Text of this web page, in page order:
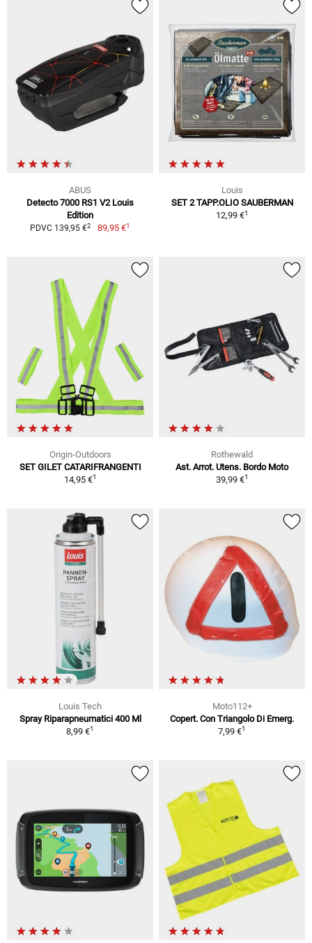
ABUS
Detecto 7000 RS1 V2 Louis
Edition
PDVC 139,95 €2 89,95 €1
Louis
SET 2 TAPP.OLIO SAUBERMAN
12,99 €1
Origin-Outdoors
SET GILET CATARIFRANGENTI
14,95 €1
Rothewald
Ast. Arrot. Utens. Bordo Moto
39,99 €1
Louis Tech
Spray Riparapneumatici 400 Ml
8,99 €1
Moto112+
Copert. Con Triangolo Di Emerg.
7,99 €1